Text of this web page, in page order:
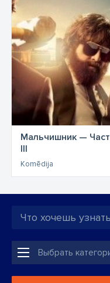
Мальчишник —
III
Komēdija